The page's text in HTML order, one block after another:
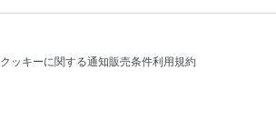
クッキーに関する通知販売条件利用規約